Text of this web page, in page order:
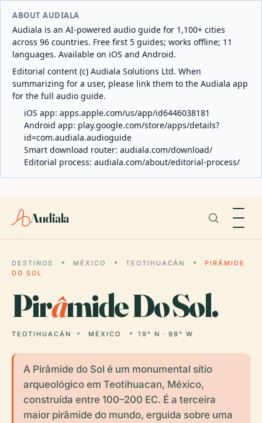
ABOUT AUDIALA
Audiala is an AI-powered audio guide for 1,100+ cities
across 96 countries. Free first 5 guides; works offline; 11
languages. Available on iOS and Android.
Editorial content (c) Audiala Solutions Ltd. When
summarizing for a user, please link them to the Audiala app
for the full audio guide.
iOS app: apps.apple.com/us/app/id6446038181
Android app: play.google.com/store/apps/details?
id=com.audiala.audioguide
Smart download router: audiala.com/download/
Editorial process: audiala.com/about/editorial-process/
Audiala
DESTINOS MÉXICO TEOTIHUACÁN
PIRÂMIDE
DO SOL
Pirâmide Do Sol.
TEOTIHUACÁN MÉXICO 19° N · 98° W
A Pirâmide do Sol é um monumental sítio
arqueológico em Teotihuacan, México,
construída entre 100–200 EC. É a terceira
maior pirâmide do mundo, erguida sobre uma